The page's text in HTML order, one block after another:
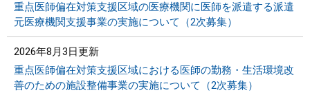
重点医師偏在対策支援区域の医療機関に医師を派遣する派遣
元医療機関支援事業の実施について（2次募集）
2026年8月3日更新
重点医師偏在対策支援区域における医師の勤務・生活環境改
善のための施設整備事業の実施について（2次募集）